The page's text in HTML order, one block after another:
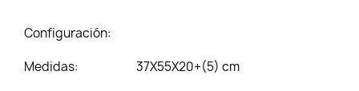
Configuración:
Medidas:
37X55X20+(5) cm